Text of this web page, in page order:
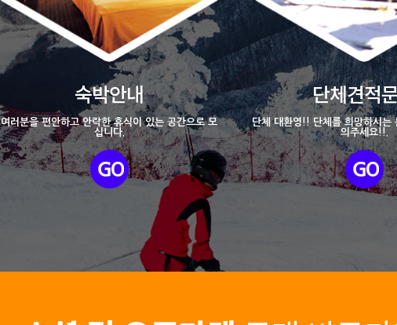
숙박안내
여러분을 편안하고 안락한 휴식이 있는 공간으로 모
십니다.
단체견적
단체 대환영!! 단체를 희망하시는
의주세요!!.